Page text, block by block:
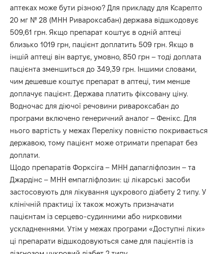
аптеках може бути різною? Для прикладу для Ксарелто
20 мг № 28 (МНН Ривароксабан) держава відшкодовує
509,61 грн. Якщо препарат коштує в одній аптеці
близько 1019 грн, пацієнт доплатить 509 грн. Якщо в
іншій аптеці він вартує, умовно, 850 грн – тоді доплата
пацієнта зменшиться до 349,39 грн. Іншими словами,
чим дешевше коштує препарат в аптеці, тим менше
доплачує пацієнт. Держава платить фіксовану ціну.
Водночас для діючої речовини ривароксабан до
програми включено генеричний аналог – Фенікс. Для
нього вартість у межах Переліку повністю покривається
державою, тому пацієнт може отримати препарат без
доплати.
Щодо препаратів Форксіга – МНН дапагліфлозин – та
Джардінс – МНН емпагліфлозин: ці лікарські засоби
застосовують для лікування цукрового діабету 2 типу. У
клінічній практиці їх також можуть призначати
пацієнтам із серцево-судинними або нирковими
ускладненнями. Утім у межах програми «Доступні ліки»
ці препарати відшкодовуються саме для пацієнтів із